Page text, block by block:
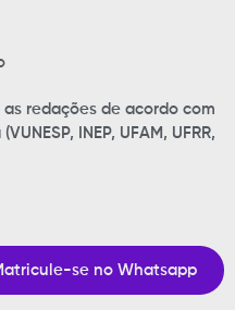
redações de acordo com
INEP, UFAM, UFRR,
se no Whatsapp